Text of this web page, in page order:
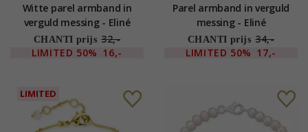
Witte parel armband in
verguld messing - Eliné
CHANTI prijs 32,-
LIMITED 50% 16,-
Parel armband in verguld
messing - Eliné
CHANTI prijs 34,-
LIMITED 50% 17,-
LIMITED